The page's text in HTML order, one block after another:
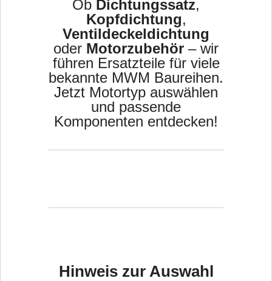
Ob Dichtungssatz,
Kopfdichtung,
Ventildeckeldichtung
oder Motorzubehör – wir
führen Ersatzteile für viele
bekannte MWM Baureihen.
Jetzt Motortyp auswählen
und passende
Komponenten entdecken!
Hinweis zur Auswahl